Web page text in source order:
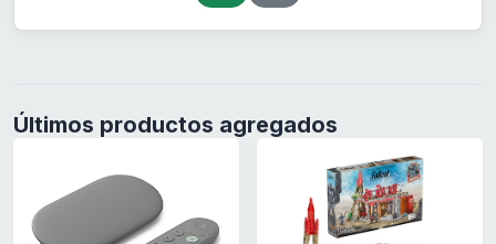
Últimos productos agregados